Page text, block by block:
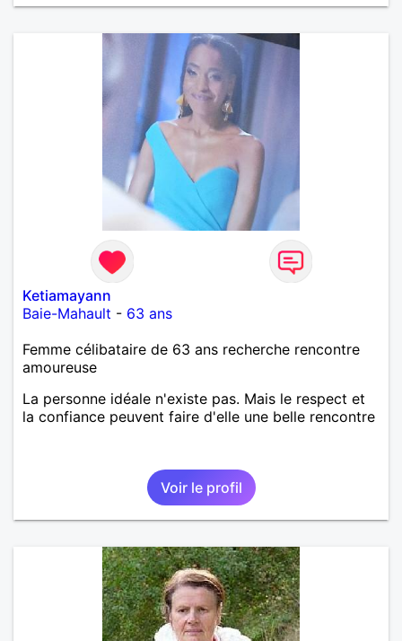
Ketiamayann
Baie-Mahault - 63 ans
Femme célibataire de 63 ans recherche rencontre
amoureuse
La personne idéale n'existe pas. Mais le respect et
la confiance peuvent faire d'elle une belle rencontre
Voir le profil